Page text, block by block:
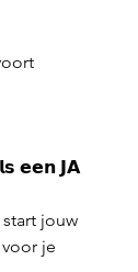
𝗲𝗲𝗻 𝗝𝗔
jouw
je